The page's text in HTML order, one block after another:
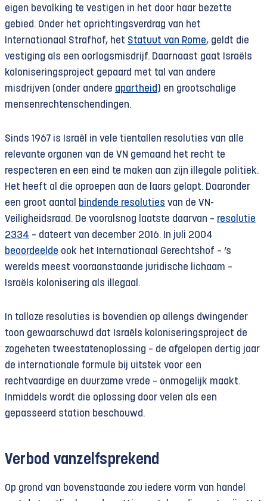
eigen bevolking te vestigen in het door haar bezette
gebied. Onder het oprichtingsverdrag van het
Internationaal Strafhof, het Statuut van Rome, geldt die
vestiging als een oorlogsmisdrijf. Daarnaast gaat Israëls
koloniseringsproject gepaard met tal van andere
misdrijven (onder andere apartheid) en grootschalige
mensenrechtenschendingen.
Sinds 1967 is Israël in vele tientallen resoluties van alle
relevante organen van de VN gemaand het recht te
respecteren en een eind te maken aan zijn illegale politiek.
Het heeft al die oproepen aan de laars gelapt. Daaronder
een groot aantal
bindende resoluties van de VN-
Veiligheidsraad. De vooralsnog laatste daarvan – resolutie
2334 – dateert van december 2016. In juli 2004
beoordeelde ook het Internationaal Gerechtshof – ’s
werelds meest vooraan­staande juridische lichaam –
Israëls kolonisering als illegaal.
In talloze resoluties is bovendien op allengs dwingender
toon gewaarschuwd dat Israëls koloniseringsproject de
zogeheten tweestatenoplossing – de afgelopen dertig jaar
de internationale formule bij uitstek voor een
rechtvaardige en duurzame vrede – onmogelijk maakt.
Inmiddels wordt die oplossing door velen als een
gepasseerd station beschouwd.
Verbod vanzelfsprekend
Op grond van bovenstaande zou iedere vorm van handel